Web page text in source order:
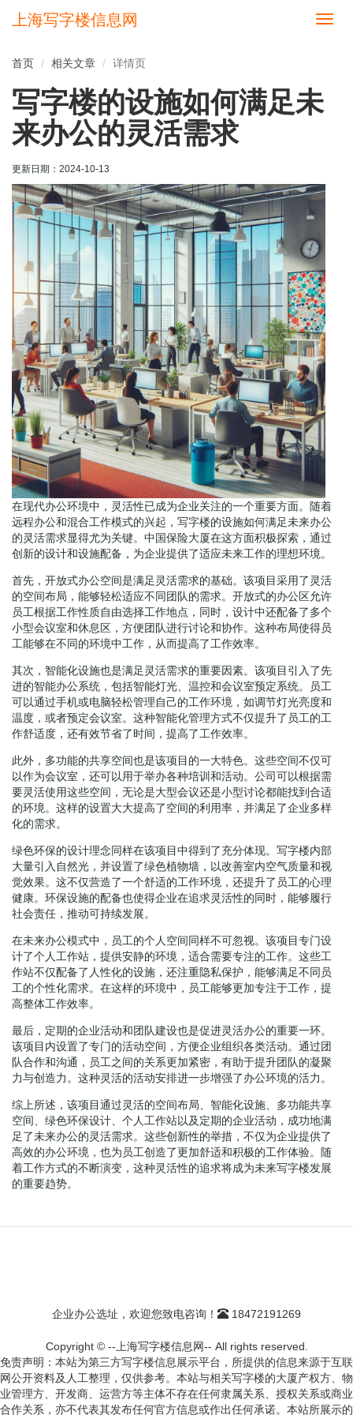
切
上海写字楼信息网
首页 相关文章 详情页
写字楼的设施如何满足未
来办公的灵活需求
更新日期： 2024-10-13
在现代办公环境中，灵活性已成为企业关注的一个重要方面。随着
远程办公和混合工作模式的兴起，写字楼的设施如何满足未来办公
的灵活需求显得尤为关键。中国保险大厦在这方面积极探索，通过
创新的设计和设施配备，为企业提供了适应未来工作的理想环境。
首先，开放式办公空间是满足灵活需求的基础。该项目采用了灵活
的空间布局，能够轻松适应不同团队的需求。开放式的办公区允许
员工根据工作性质自由选择工作地点，同时，设计中还配备了多个
小型会议室和休息区，方便团队进行讨论和协作。这种布局使得员
工能够在不同的环境中工作，从而提高了工作效率。
其次，智能化设施也是满足灵活需求的重要因素。该项目引入了先
进的智能办公系统，包括智能灯光、温控和会议室预定系统。员工
可以通过手机或电脑轻松管理自己的工作环境，如调节灯光亮度和
温度，或者预定会议室。这种智能化管理方式不仅提升了员工的工
作舒适度，还有效节省了时间，提高了工作效率。
此外，多功能的共享空间也是该项目的一大特色。这些空间不仅可
以作为会议室，还可以用于举办各种培训和活动。公司可以根据需
要灵活使用这些空间，无论是大型会议还是小型讨论都能找到合适
的环境。这样的设置大大提高了空间的利用率，并满足了企业多样
化的需求。
绿色环保的设计理念同样在该项目中得到了充分体现。写字楼内部
大量引入自然光，并设置了绿色植物墙，以改善室内空气质量和视
觉效果。这不仅营造了一个舒适的工作环境，还提升了员工的心理
健康。环保设施的配备也使得企业在追求灵活性的同时，能够履行
社会责任，推动可持续发展。
在未来办公模式中，员工的个人空间同样不可忽视。该项目专门设
计了个人工作站，提供安静的环境，适合需要专注的工作。这些工
作站不仅配备了人性化的设施，还注重隐私保护，能够满足不同员
工的个性化需求。在这样的环境中，员工能够更加专注于工作，提
高整体工作效率。
最后，定期的企业活动和团队建设也是促进灵活办公的重要一环。
该项目内设置了专门的活动空间，方便企业组织各类活动。通过团
队合作和沟通，员工之间的关系更加紧密，有助于提升团队的凝聚
力与创造力。这种灵活的活动安排进一步增强了办公环境的活力。
综上所述，该项目通过灵活的空间布局、智能化设施、多功能共享
空间、绿色环保设计、个人工作站以及定期的企业活动，成功地满
足了未来办公的灵活需求。这些创新性的举措，不仅为企业提供了
高效的办公环境，也为员工创造了更加舒适和积极的工作体验。随
着工作方式的不断演变，这种灵活性的追求将成为未来写字楼发展
的重要趋势。
企业办公选址，欢迎您致电咨询！ 18472191269
Copyright © --上海写字楼信息网-- All rights reserved.
免责声明：本站为第三方写字楼信息展示平台，所提供的信息来源于互联
网公开资料及人工整理，仅供参考。本站与相关写字楼的大厦产权方、物
业管理方、开发商、运营方等主体不存在任何隶属关系、授权关系或商业
合作关系，亦不代表其发布任何官方信息或作出任何承诺。本站所展示的